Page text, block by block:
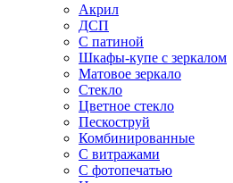
Акрил
ДСП
С патиной
Шкафы-купе с зеркалом
Матовое зеркало
Стекло
Цветное стекло
Пескоструй
Комбинированные
С витражами
С фотопечатью